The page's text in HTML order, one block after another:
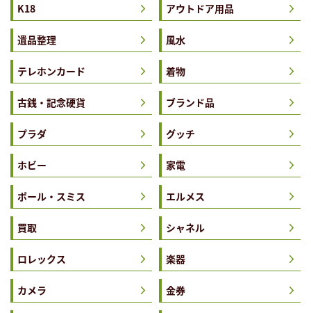
K18 アウトドア用品
遺品整理 風水
テレホンカード 着物
古銭・記念硬貨 ブランド品
プラダ グッチ
ホビー 家電
ポール・スミス エルメス
買取 シャネル
ロレックス 楽器
カメラ 金券